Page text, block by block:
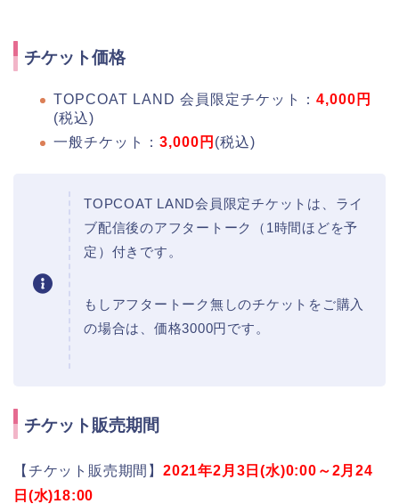
チケット価格
TOPCOAT LAND 会員限定チケット： 4,000円
(税込)
一般チケット： 3,000円 (税込)
TOPCOAT LAND会員限定チケットは、ライ
ブ配信後のアフタートーク（1時間ほどを予
定）付きです。
もしアフタートーク無しのチケットをご購入
の場合は、価格3000円です。
チケット販売期間
【チケット販売期間】 2021年2月3日(水)0:00～2月24
日(水)18:00